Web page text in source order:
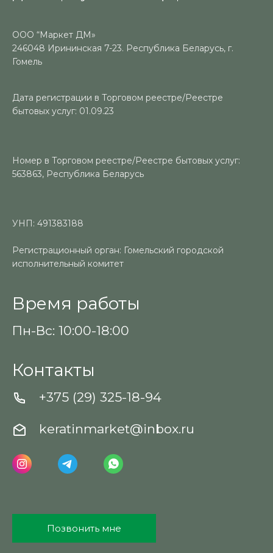
ООО “Маркет ДМ»
246048 Ирининская 7-23. Республика Беларусь, г.
Гомель
Дата регистрации в Торговом реестре/Реестре
бытовых услуг: 01.09.23
Номер в Торговом реестре/Реестре бытовых услуг:
563863, Республика Беларусь
УНП: 491383188
Регистрационный орган: Гомельский городской
исполнительный комитет
Время работы
Пн-Вс: 10:00-18:00
Контакты
+375 (29) 325-18-94
keratinmarket@inbox.ru
Позвонить мне